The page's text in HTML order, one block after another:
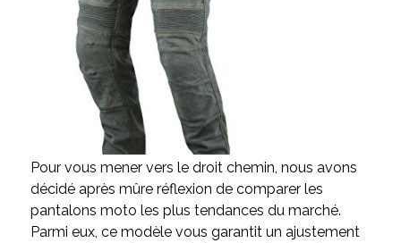
Pour vous mener vers le droit chemin, nous avons
décidé après mûre réflexion de comparer les
pantalons moto les plus tendances du marché.
Parmi eux, ce modèle vous garantit un ajustement